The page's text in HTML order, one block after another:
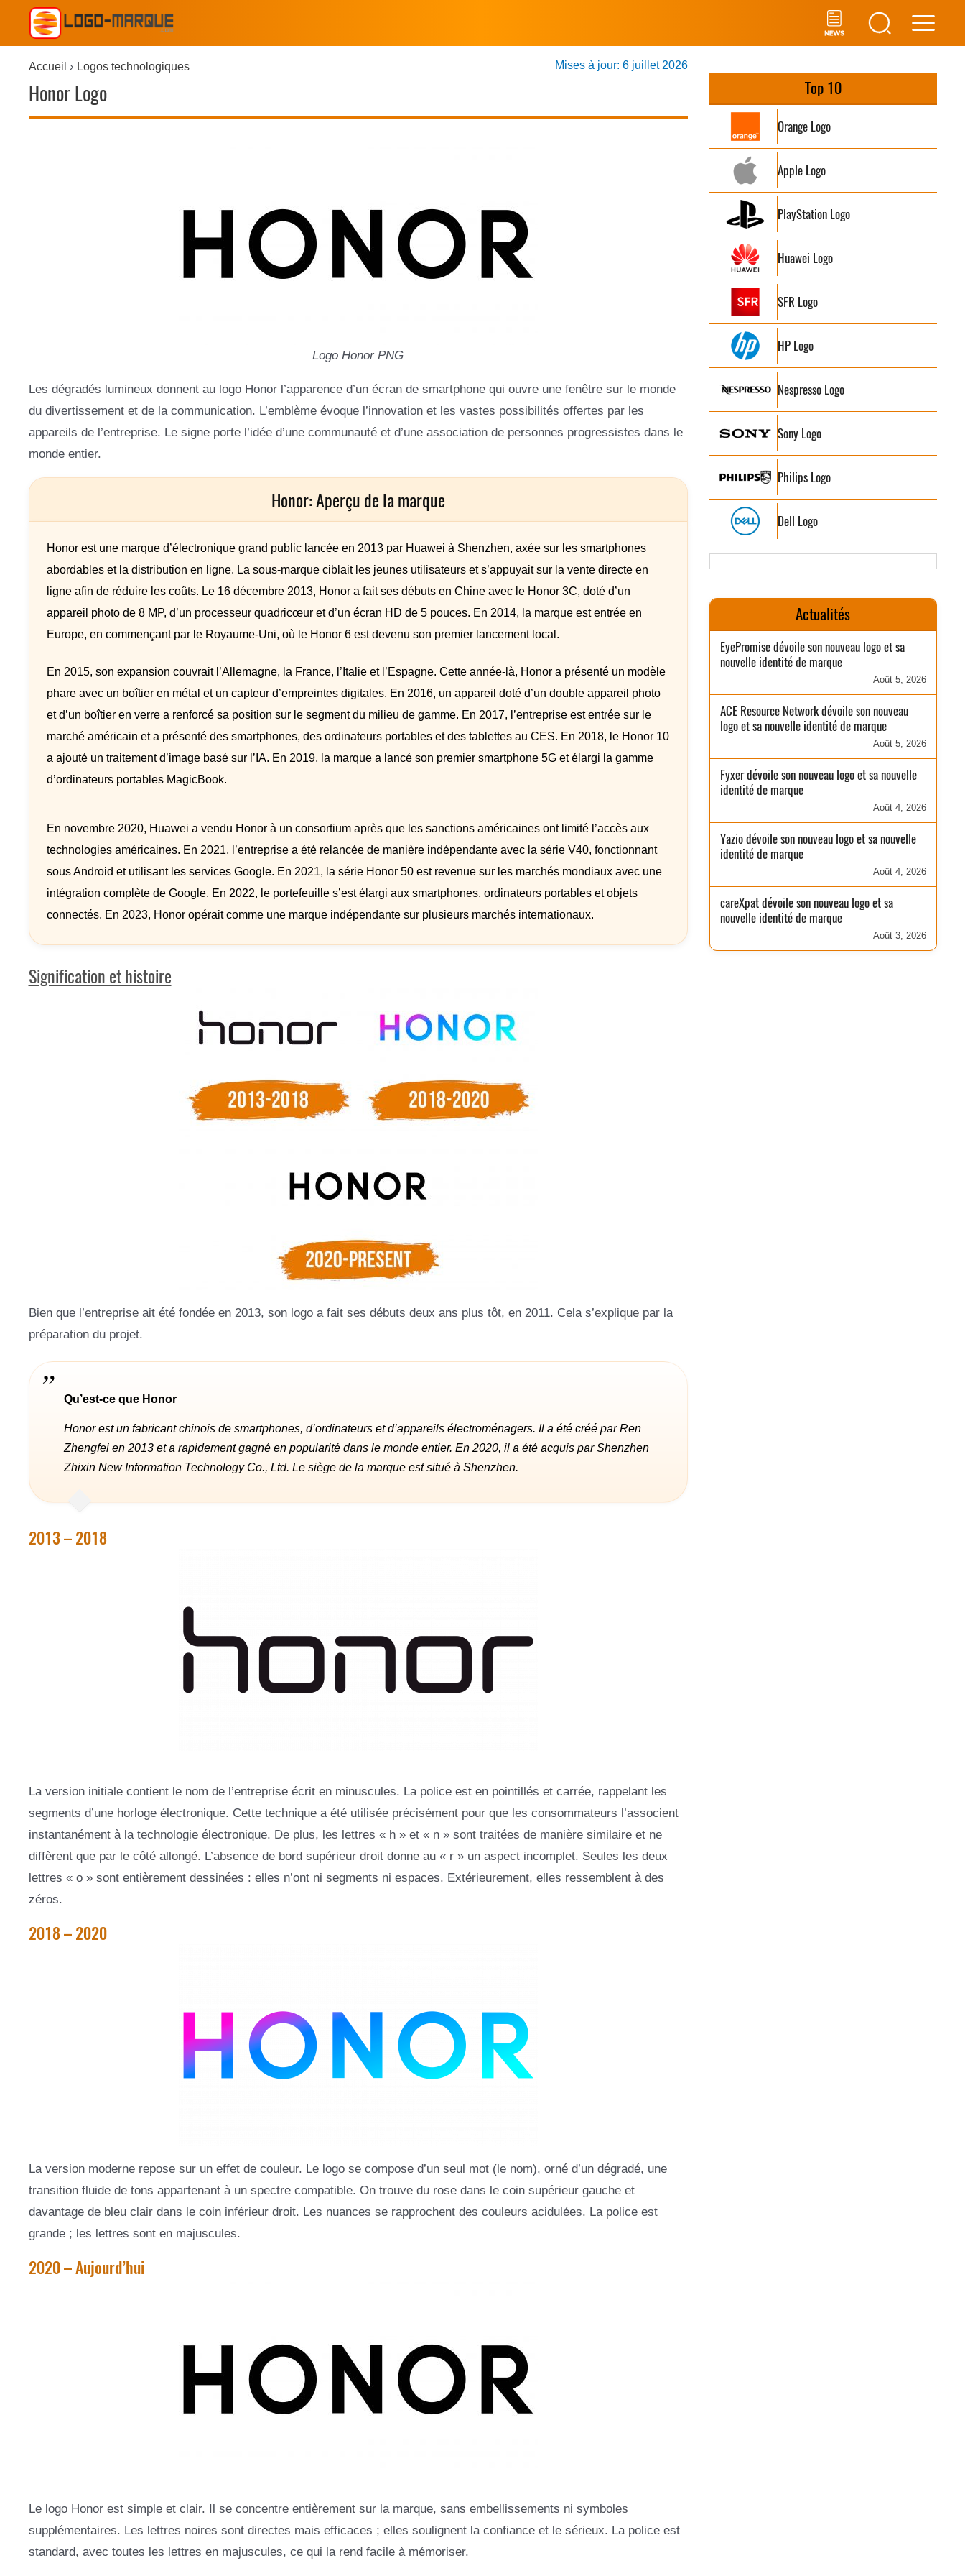
Accueil Logos technologiques
Honor Logo
Mises à jour: 6 juillet 2026
Logo Honor PNG
Les dégradés lumineux donnent au logo Honor l’apparence d’un écran de smartphone qui ouvre une fenêtre sur le monde
du divertissement et de la communication. L’emblème évoque l’innovation et les vastes possibilités offertes par les
appareils de l’entreprise. Le signe porte l’idée d’une communauté et d’une association de personnes progressistes dans le
monde entier.
Honor: Aperçu de la marque
Honor est une marque d’électronique grand public lancée en 2013 par Huawei à Shenzhen, axée sur les smartphones
abordables et la distribution en ligne. La sous-marque ciblait les jeunes utilisateurs et s’appuyait sur la vente directe en
ligne afin de réduire les coûts. Le 16 décembre 2013, Honor a fait ses débuts en Chine avec le Honor 3C, doté d’un
appareil photo de 8 MP, d’un processeur quadricœur et d’un écran HD de 5 pouces. En 2014, la marque est entrée en
Europe, en commençant par le Royaume-Uni, où le Honor 6 est devenu son premier lancement local.
En 2015, son expansion couvrait l’Allemagne, la France, l’Italie et l’Espagne. Cette année-là, Honor a présenté un modèle
phare avec un boîtier en métal et un capteur d’empreintes digitales. En 2016, un appareil doté d’un double appareil photo
et d’un boîtier en verre a renforcé sa position sur le segment du milieu de gamme. En 2017, l’entreprise est entrée sur le
marché américain et a présenté des smartphones, des ordinateurs portables et des tablettes au CES. En 2018, le Honor 10
a ajouté un traitement d’image basé sur l’IA. En 2019, la marque a lancé son premier smartphone 5G et élargi la gamme
d’ordinateurs portables MagicBook.
En novembre 2020, Huawei a vendu Honor à un consortium après que les sanctions américaines ont limité l’accès aux
technologies américaines. En 2021, l’entreprise a été relancée de manière indépendante avec la série V40, fonctionnant
sous Android et utilisant les services Google. En 2021, la série Honor 50 est revenue sur les marchés mondiaux avec une
intégration complète de Google. En 2022, le portefeuille s’est élargi aux smartphones, ordinateurs portables et objets
connectés. En 2023, Honor opérait comme une marque indépendante sur plusieurs marchés internationaux.
Signification et histoire
Bien que l’entreprise ait été fondée en 2013, son logo a fait ses débuts deux ans plus tôt, en 2011. Cela s’explique par la
préparation du projet.
Qu’est-ce que Honor
Honor est un fabricant chinois de smartphones, d’ordinateurs et d’appareils électroménagers. Il a été créé par Ren
Zhengfei en 2013 et a rapidement gagné en popularité dans le monde entier. En 2020, il a été acquis par Shenzhen
Zhixin New Information Technology Co., Ltd. Le siège de la marque est situé à Shenzhen.
2013 – 2018
La version initiale contient le nom de l’entreprise écrit en minuscules. La police est en pointillés et carrée, rappelant les
segments d’une horloge électronique. Cette technique a été utilisée précisément pour que les consommateurs l’associent
instantanément à la technologie électronique. De plus, les lettres « h » et « n » sont traitées de manière similaire et ne
diffèrent que par le côté allongé. L’absence de bord supérieur droit donne au « r » un aspect incomplet. Seules les deux
lettres « o » sont entièrement dessinées : elles n’ont ni segments ni espaces. Extérieurement, elles ressemblent à des
zéros.
2018 – 2020
La version moderne repose sur un effet de couleur. Le logo se compose d’un seul mot (le nom), orné d’un dégradé, une
transition fluide de tons appartenant à un spectre compatible. On trouve du rose dans le coin supérieur gauche et
davantage de bleu clair dans le coin inférieur droit. Les nuances se rapprochent des couleurs acidulées. La police est
grande ; les lettres sont en majuscules.
2020 – Aujourd’hui
Le logo Honor est simple et clair. Il se concentre entièrement sur la marque, sans embellissements ni symboles
supplémentaires. Les lettres noires sont directes mais efficaces ; elles soulignent la confiance et le sérieux. La police est
standard, avec toutes les lettres en majuscules, ce qui la rend facile à mémoriser.
Top 10
Orange Logo
Apple Logo
PlayStation Logo
Huawei Logo
SFR Logo
HP Logo
Nespresso Logo
Sony Logo
Philips Logo
Dell Logo
Actualités
EyePromise dévoile son nouveau logo et sa
nouvelle identité de marque
Août 5, 2026
ACE Resource Network dévoile son nouveau
logo et sa nouvelle identité de marque
Août 5, 2026
Fyxer dévoile son nouveau logo et sa nouvelle
identité de marque
Août 4, 2026
Yazio dévoile son nouveau logo et sa nouvelle
identité de marque
Août 4, 2026
careXpat dévoile son nouveau logo et sa
nouvelle identité de marque
Août 3, 2026